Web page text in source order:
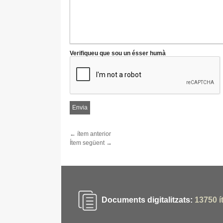
Verifiqueu que sou un ésser humà
← ítem anterior
Ítem següent →
Documents digitalitzats: 13750